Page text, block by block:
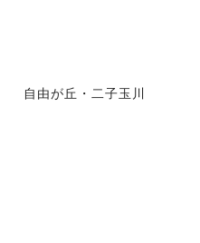
自由が丘・二子玉川